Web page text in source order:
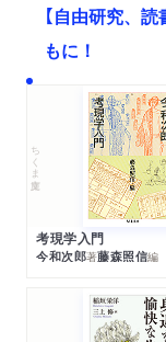
【自由研究、
もに！
ちくま文庫
考現学入門
今和次郎著藤森照信編